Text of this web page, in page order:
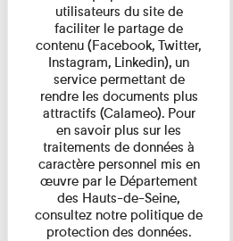
utilisateurs du site de
faciliter le partage de
contenu (Facebook, Twitter,
Instagram, Linkedin), un
service permettant de
rendre les documents plus
attractifs (Calameo). Pour
en savoir plus sur les
traitements de données à
caractère personnel mis en
œuvre par le Département
des Hauts-de-Seine,
consultez notre politique de
protection des données.